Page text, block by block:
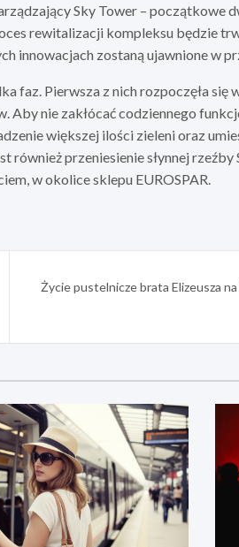
Sky Tower – początkowe
rewitalizacji kompleksu będzie
innowacjach zostaną ujawnione w
faz. Pierwsza z nich rozpoczęła się
Aby nie zakłócać codziennego
większej ilości zieleni oraz
również przeniesienie słynnej rzeźby
w okolice sklepu EUROSPAR.
Życie pustelnicze brata Elizeusza